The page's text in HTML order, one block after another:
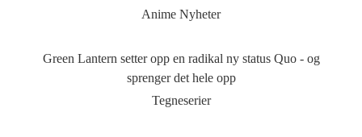
Anime Nyheter
Green Lantern setter opp en radikal ny status Quo - og
sprenger det hele opp
Tegneserier